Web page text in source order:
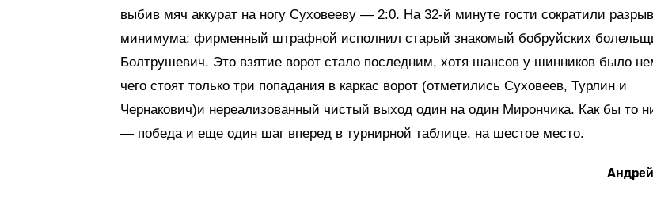
выбив мяч аккурат на ногу Суховееву — 2:0. На 32-й минуте гости сократили
минимума: фирменный штрафной исполнил старый знакомый бобруйских
Болтрушевич. Это взятие ворот стало последним, хотя шансов у шинников было
чего стоят только три попадания в каркас ворот (отметились Суховеев, Турлин и
Чернакович)и нереализованный чистый выход один на один Мирончика. Как бы то
— победа и еще один шаг вперед в турнирной таблице, на шестое место.